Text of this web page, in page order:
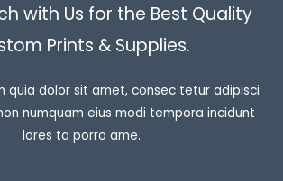
with Us for the Best Quality
Prints & Supplies.
quia dolor sit amet, consec tetur adipisci
numquam eius modi tempora incidunt
lores ta porro ame.